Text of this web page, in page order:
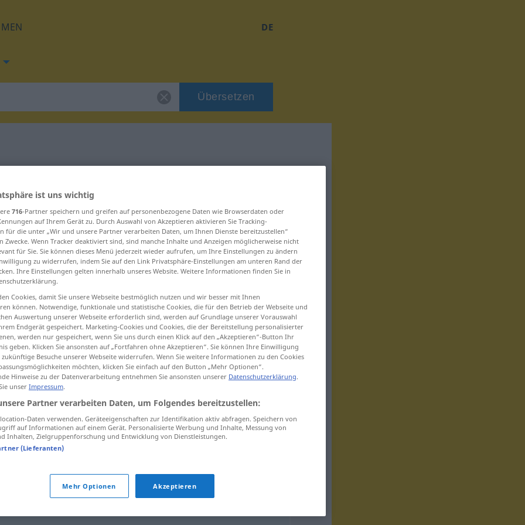
DE
Übersetzen
für "Spiel"
aufs Spielsetzen
ist uns wichtig
716-Partner speichern und greifen auf personenbezogene Daten wie Browserdaten oder
auf Ihrem Gerät zu. Durch Auswahl von Akzeptieren aktivieren Sie Tracking-
für die unter „Wir und unsere Partner verarbeiten Daten, um Ihnen Dienste bereitzustellen“
Zwecke. Wenn Tracker deaktiviert sind, sind manche Inhalte und Anzeigen möglicherweise nicht
für Sie. Sie können dieses Menü jederzeit wieder aufrufen, um Ihre Einstellungen zu ändern
zu widerrufen, indem Sie auf den Link Privatsphäre-Einstellungen am unteren Rand der
Ihre Einstellungen gelten innerhalb unseres Website. Weitere Informationen finden Sie in
Cookies, damit Sie unsere Webseite bestmöglich nutzen und wir besser mit Ihnen
können. Notwendige, funktionale und statistische Cookies, die für den Betrieb der Webseite und
Auswertung unserer Webseite erforderlich sind, werden auf Grundlage unserer Vorauswahl
Endgerät gespeichert. Marketing-Cookies und Cookies, die der Bereitstellung personalisierter
werden nur gespeichert, wenn Sie uns durch einen Klick auf den „Akzeptieren“-Button Ihr
geben. Klicken Sie ansonsten auf „Fortfahren ohne Akzeptieren“. Sie können Ihre Einwilligung
Besuche unserer Webseite widerrufen. Wenn Sie weitere Informationen zu den Cookies
möchten, klicken Sie einfach auf den Button „Mehr Optionen“.
Hinweise zu der Datenverarbeitung entnehmen Sie ansonsten unserer Datenschutzerklärung.
unser Impressum.
Partner verarbeiten Daten, um Folgendes bereitzustellen:
Daten verwenden. Geräteeigenschaften zur Identifikation aktiv abfragen. Speichern von
auf Informationen auf einem Gerät. Personalisierte Werbung und Inhalte, Messung von
Inhalten, Zielgruppenforschung und Entwicklung von Dienstleistungen.
(Lieferanten)
Mehr Optionen Akzeptieren